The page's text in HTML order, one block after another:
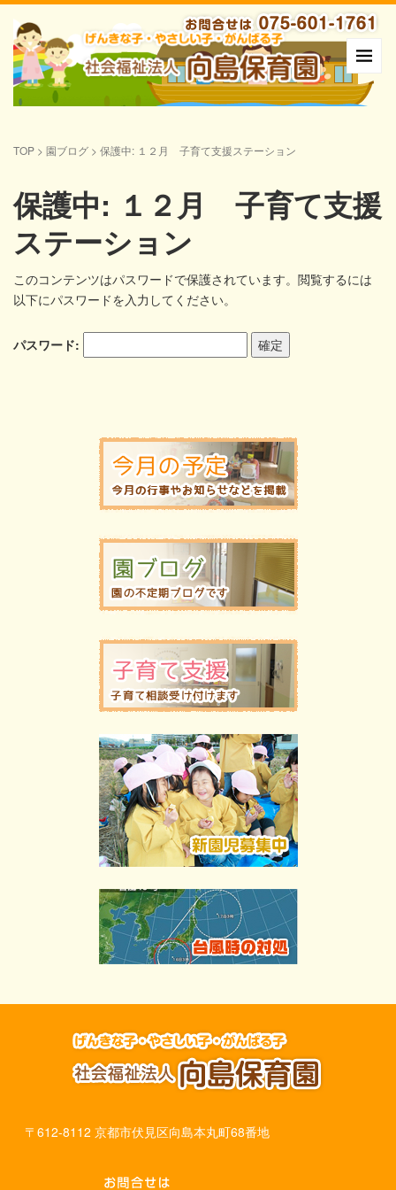
TOP > 園ブログ > 保護中: １２月 子育て支援ステーション
保護中: １２月 子育て支援
ステーション
このコンテンツはパスワードで保護されています。閲覧するには
以下にパスワードを入力してください。
パスワード:
〒612-8112 京都市伏見区向島本丸町68番地